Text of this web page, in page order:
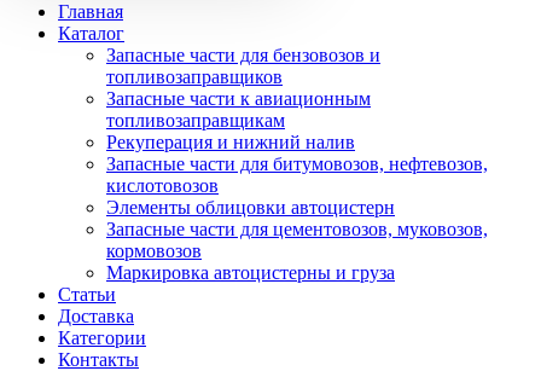
Главная
Каталог
Запасные части для бензовозов и
топливозаправщиков
Запасные части к авиационным
топливозаправщикам
Рекуперация и нижний налив
Запасные части для битумовозов, нефтевозов,
кислотовозов
Элементы облицовки автоцистерн
Запасные части для цементовозов, муковозов,
кормовозов
Маркировка автоцистерны и груза
Статьи
Доставка
Категории
Контакты